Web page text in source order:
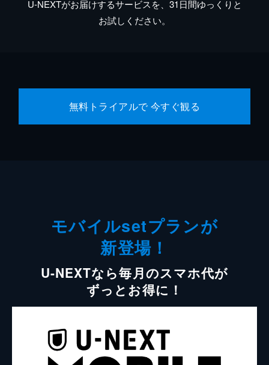
U-NEXTがお届けするサービスを、31日間ゆっくりと
お試しください。
無料トライアルで 今すぐ観る
モバイルsetプランが
新登場！
U-NEXTなら毎月のスマホ代が
ずっとお得に！